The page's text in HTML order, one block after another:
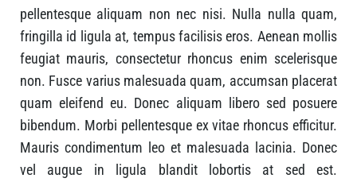
pellentesque aliquam non nec nisi. Nulla nulla quam,
fringilla id ligula at, tempus facilisis eros. Aenean mollis
feugiat mauris, consectetur rhoncus enim scelerisque
non. Fusce varius malesuada quam, accumsan placerat
quam eleifend eu. Donec aliquam libero sed posuere
bibendum. Morbi pellentesque ex vitae rhoncus efficitur.
Mauris condimentum leo et malesuada lacinia. Donec
vel augue in ligula blandit lobortis at sed est.